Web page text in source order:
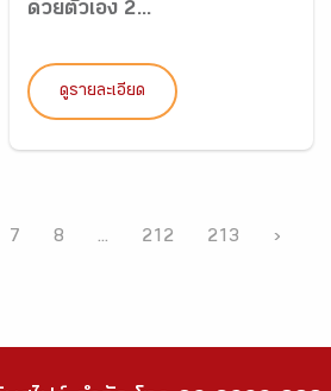
ด้วยตัวเอง 2...
ดูรายละเอียด
7 8 ... 212 213 ›